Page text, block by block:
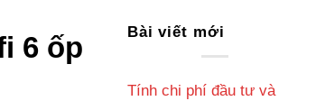
6 ốp
Bài viết mới
Tính chi phí đầu tư và